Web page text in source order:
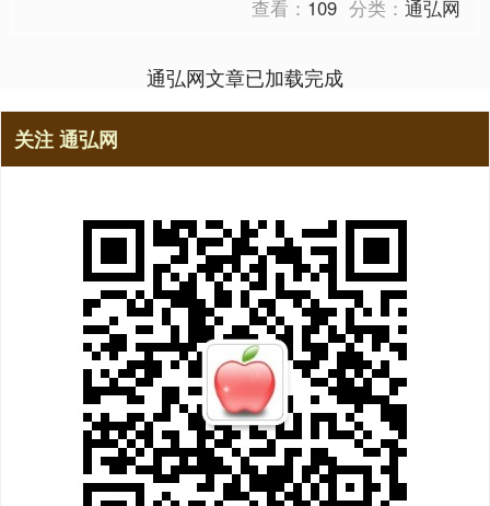
查看： 109 分类：通弘网
通弘网文章已加载完成
关注 通弘网